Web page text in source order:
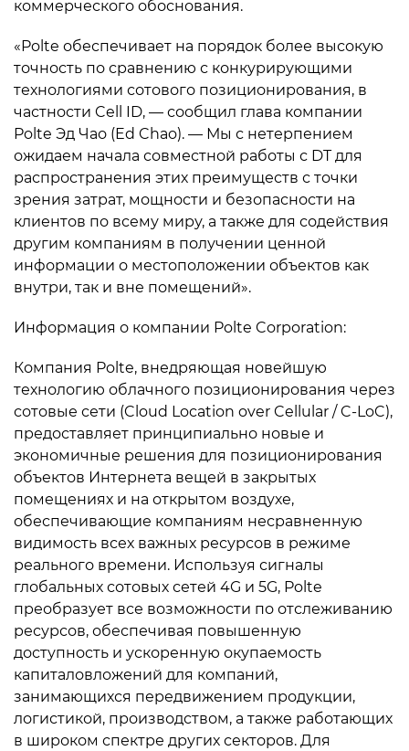
коммерческого обоснования.
«Polte обеспечивает на порядок более высокую
точность по сравнению с конкурирующими
технологиями сотового позиционирования, в
частности Cell ID, — сообщил глава компании
Polte Эд Чао (Ed Chao). — Мы с нетерпением
ожидаем начала совместной работы с DT для
распространения этих преимуществ с точки
зрения затрат, мощности и безопасности на
клиентов по всему миру, а также для содействия
другим компаниям в получении ценной
информации о местоположении объектов как
внутри, так и вне помещений».
Информация о компании Polte Corporation:
Компания Polte, внедряющая новейшую
технологию облачного позиционирования через
сотовые сети (Cloud Location over Cellular / C-LoC),
предоставляет принципиально новые и
экономичные решения для позиционирования
объектов Интернета вещей в закрытых
помещениях и на открытом воздухе,
обеспечивающие компаниям несравненную
видимость всех важных ресурсов в режиме
реального времени. Используя сигналы
глобальных сотовых сетей 4G и 5G, Polte
преобразует все возможности по отслеживанию
ресурсов, обеспечивая повышенную
доступность и ускоренную окупаемость
капиталовложений для компаний,
занимающихся передвижением продукции,
логистикой, производством, а также работающих
в широком спектре других секторов. Для